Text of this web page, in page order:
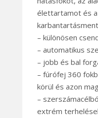
élettartamot és a
– különösen
– automatikus
– jobb és bal
– fúrófej 360
körül és azon
–
extrém